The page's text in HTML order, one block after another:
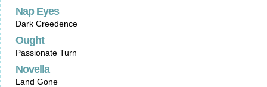
Nap Eyes
Dark Creedence
Ought
Passionate Turn
Novella
Land Gone